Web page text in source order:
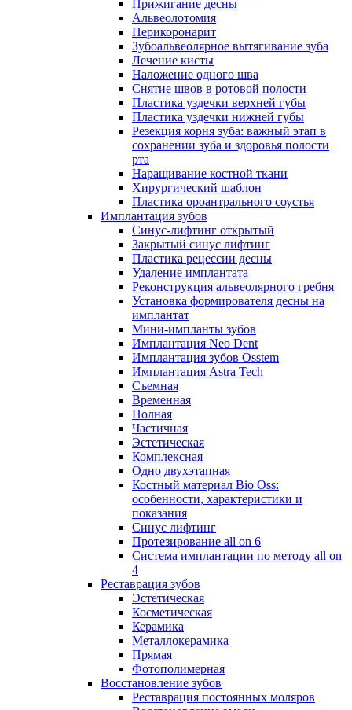
Прижигание десны
Альвеолотомия
Перикоронарит
Зубоальвеолярное вытягивание зуба
Лечение кисты
Наложение одного шва
Снятие швов в ротовой полости
Пластика уздечки верхней губы
Пластика уздечки нижней губы
Резекция корня зуба: важный этап в
сохранении зуба и здоровья полости
рта
Наращивание костной ткани
Хирургический шаблон
Пластика ороантрального соустья
Имплантация зубов
Синус-лифтинг открытый
Закрытый синус лифтинг
Пластика рецессии десны
Удаление имплантата
Реконструкция альвеолярного гребня
Установка формирователя десны на
имплантат
Мини-импланты зубов
Имплантация Neo Dent
Имплантация зубов Osstem
Имплантация Astra Tech
Съемная
Временная
Полная
Частичная
Эстетическая
Комплексная
Одно двухэтапная
Костный материал Bio Oss:
особенности, характеристики и
показания
Синус лифтинг
Протезирование all on 6
Система имплантации по методу all on
4
Реставрация зубов
Эстетическая
Косметическая
Керамика
Металлокерамика
Прямая
Фотополимерная
Восстановление зубов
Реставрация постоянных моляров